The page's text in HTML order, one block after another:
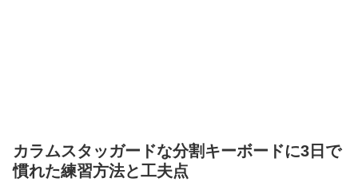
カラムスタッガードな分割キーボードに3日で
慣れた練習方法と工夫点